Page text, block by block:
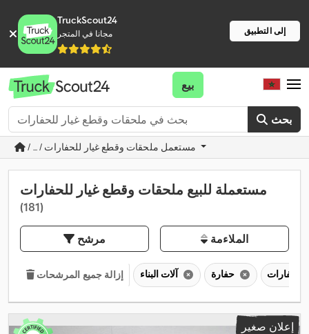
TruckScout24
مجانا في المتجر إلى التطبيق
بحث
بيع
مستعملة للبيع ملحقات وقطع غيار للحفارات
(181)
مرشح الملاءمة
إزالة جميع المرشحات آلات البناء حفارة
إعلان صغير